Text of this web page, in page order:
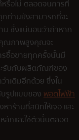
รือไม่ ตลอดจนการที่
ท่านยังสามารถที่จะ
ซึ่งแน่นอนว่าถ้าหาก
คุณภาพสูงคุณจะ
รซื้อขายทุกครั้งนั้นมี
รับกับผลิตภัณฑ์ของ
เดิมอีกด้วย ซึ่งใน
รูปแบบของพอตไฟฟ้า
าร้านที่สนิทให้เจอ และ
ลักและใช้ตัวนั้นตลอด